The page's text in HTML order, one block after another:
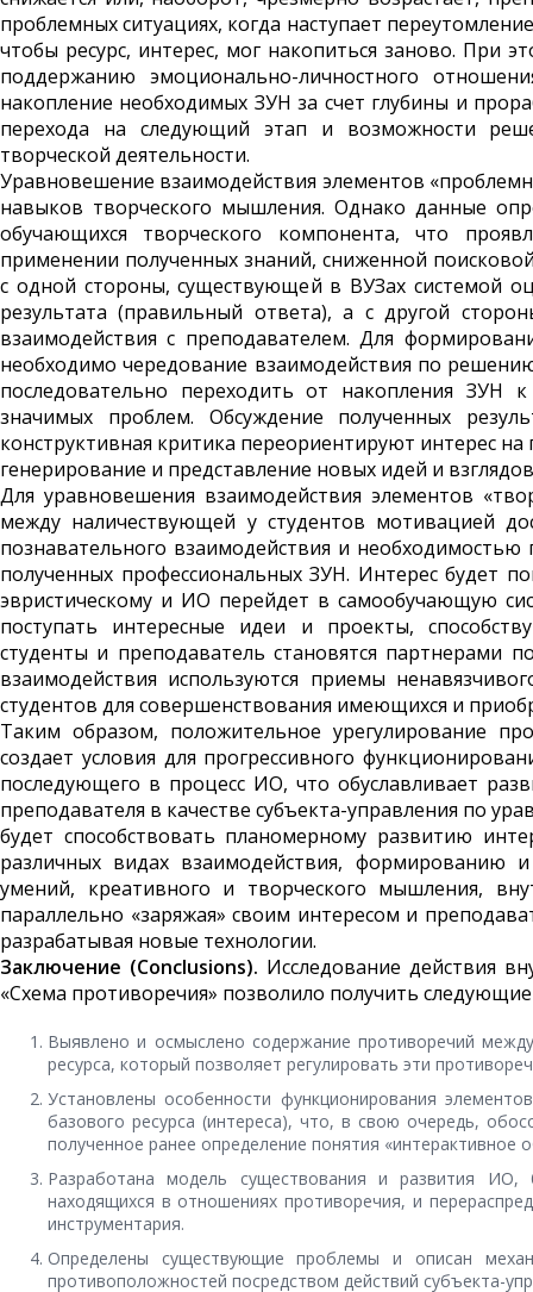
проблемных ситуациях, когда наступает
чтобы ресурс, интерес, мог накопиться заново. При
поддержанию эмоционально-личностного
накопление необходимых ЗУН за счет глубины и
перехода на следующий этап и возможности
творческой деятельности.
Уравновешение взаимодействия элементов
навыков творческого мышления. Однако данные
обучающихся творческого компонента, что
применении полученных знаний, сниженной
с одной стороны, существующей в ВУЗах системой
результата (правильный ответа), а с другой
взаимодействия с преподавателем. Для
необходимо чередование взаимодействия по
последовательно переходить от накопления ЗУН
значимых проблем. Обсуждение полученных
конструктивная критика переориентируют интерес
генерирование и представление новых идей и
Для уравновешения взаимодействия элементов
между наличествующей у студентов мотивацией
познавательного взаимодействия и
полученных профессиональных ЗУН. Интерес будет
эвристическому и ИО перейдет в самообучающую
поступать интересные идеи и проекты,
студенты и преподаватель становятся партнерами
взаимодействия используются приемы
студентов для совершенствования имеющихся и
Таким образом, положительное урегулирование
создает условия для прогрессивного
последующего в процесс ИО, что обуславливает
преподавателя в качестве субъекта-управления по
будет способствовать планомерному развитию
различных видах взаимодействия, формированию
умений, креативного и творческого мышления,
параллельно «заряжая» своим интересом и
разрабатывая новые технологии.
Заключение (Conclusions). Исследование действия
«Схема противоречия» позволило получить
Выявлено и осмыслено содержание противоречий
ресурса, который позволяет регулировать эти
Установлены особенности функционирования
базового ресурса (интереса), что, в свою очередь,
полученное ранее определение понятия «интерактивное
Разработана модель существования и развития ИО,
находящихся в отношениях противоречия, и
инструментария.
Определены существующие проблемы и описан
противоположностей посредством действий субъекта-